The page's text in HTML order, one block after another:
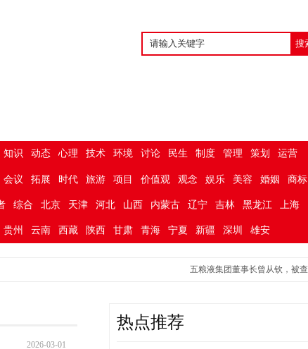
知识 动态 心理 技术 环境 讨论 民生 制度 管理 策划 运营
会议 拓展 时代 旅游 项目 价值观 观念 娱乐 美容 婚姻 商标
综合 北京 天津 河北 山西 内蒙古 辽宁 吉林 黑龙江 上海
贵州 云南 西藏 陕西 甘肃 青海 宁夏 新疆 深圳 雄安
五粮液集团董事长曾从钦，被查
2026-03-01
热点推荐